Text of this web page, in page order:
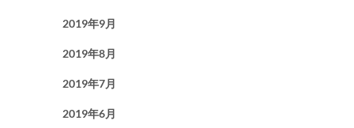
2019年9月
2019年8月
2019年7月
2019年6月